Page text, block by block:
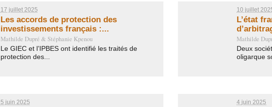
17 juillet 2025
Les accords de protection des
investissements français :...
Mathilde Dupré & Stéphanie Kpenou
Le GIEC et l’IPBES ont identifié les traités de
protection des...
10 juillet
L’état
Mathilde
Deux
oligarque
5 juin 2025 4 juin 2025